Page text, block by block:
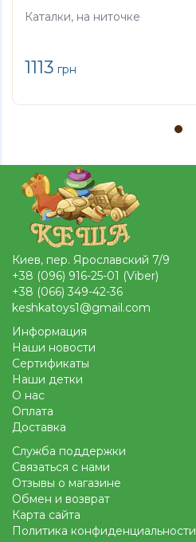
Каталки, на ниточке
1113 грн
Киев, пер. Ярославский 7/9
+38 (096) 916-25-01 (Viber)
+38 (066) 349-42-36
keshkatoys1@gmail.com
Информация
Наши новости
Сертификаты
Наши детки
О нас
Оплата
Доставка
Служба поддержки
Связаться с нами
Отзывы о магазине
Обмен и возврат
Карта сайта
Политика конфиденциальности